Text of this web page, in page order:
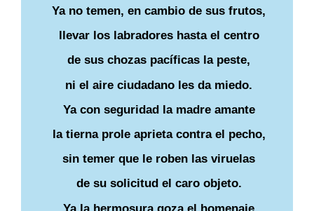
Ya no temen, en cambio de sus frutos,
llevar los labradores hasta el centro
de sus chozas pacíficas la peste,
ni el aire ciudadano les da miedo.
Ya con seguridad la madre amante
la tierna prole aprieta contra el pecho,
sin temer que le roben las viruelas
de su solicitud el caro objeto.
Ya la hermosura goza el homenaje